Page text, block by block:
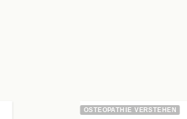
OSTEOPATHIE VERSTEHEN